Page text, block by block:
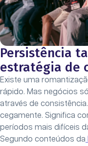
Persistência
estratégia de
Existe uma
rápido. Mas negócios
através de
cegamente. Significa
períodos mais difíceis
Segundo conteúdos da